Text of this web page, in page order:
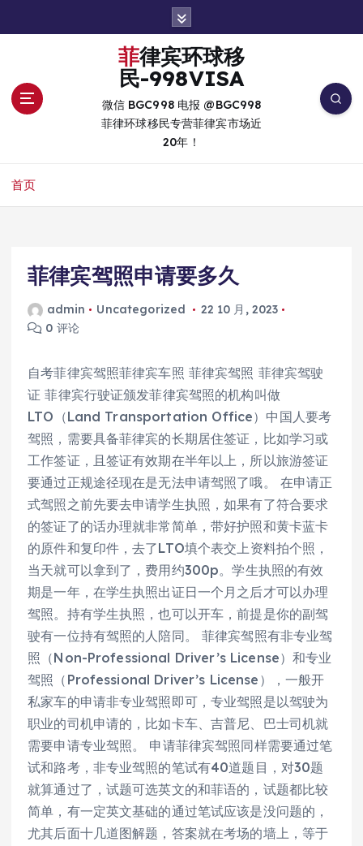
菲律宾环球移
民-998VISA
微信 BGC998 电报 @BGC998
菲律环球移民专营菲律宾市场近
20年！
首页
菲律宾驾照申请要多久
admin Uncategorized
22 10 月, 2023
0 评论
自考菲律宾驾照菲律宾车照 菲律宾驾照 菲律宾驾驶
证 菲律宾行驶证颁发菲律宾驾照的机构叫做
LTO（Land Transportation Office）中国人要考
驾照，需要具备菲律宾的长期居住签证，比如学习或
工作签证，且签证有效期在半年以上，所以旅游签证
要通过正规途径现在是无法申请驾照了哦。 在申请正
式驾照之前先要去申请学生执照，如果有了符合要求
的签证了的话办理就非常简单，带好护照和黄卡蓝卡
的原件和复印件，去了LTO填个表交上资料拍个照，
当天就可以拿到了，费用约300p。学生执照的有效
期是一年，在学生执照出证日一个月之后才可以办理
驾照。持有学生执照，也可以开车，前提是你的副驾
驶有一位持有驾照的人陪同。 菲律宾驾照有非专业驾
照（Non-Professional Driver’s License）和专业
驾照（Professional Driver’s License），一般开
私家车的申请非专业驾照即可，专业驾照是以驾驶为
职业的司机申请的，比如卡车、吉普尼、巴士司机就
需要申请专业驾照。 申请菲律宾驾照同样需要通过笔
试和路考，非专业驾照的笔试有40道题目，对30题
就算通过了，试题可选英文的和菲语的，试题都比较
简单，有一定英文基础的通过笔试应该是没问题的，
尤其后面十几道图解题，答案就在考场的墙上，等于